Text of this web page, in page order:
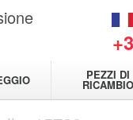
PEZZI DI
RICAMBIO